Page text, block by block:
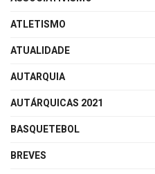
ATLETISMO
ATUALIDADE
AUTARQUIA
AUTÁRQUICAS 2021
BASQUETEBOL
BREVES